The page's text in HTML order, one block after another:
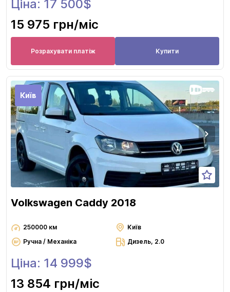
Ціна: 17 500$
15 975 грн/міс
Розрахувати платіж Купити
Київ
Volkswagen Caddy 2018
250000 км
Київ
Ручна / Механіка
Дизель, 2.0
Ціна: 14 999$
13 854 грн/міс